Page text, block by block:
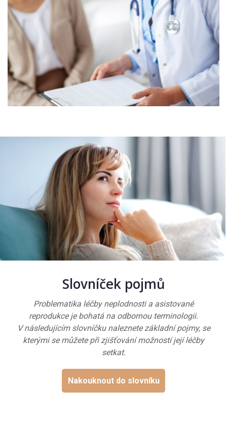
Slovníček pojmů
Problematika léčby neplodnosti a asistované
reprodukce je bohatá na odbornou terminologii.
V následujícím slovníčku naleznete základní pojmy, se
kterými se můžete při zjišťování možností její léčby
setkat.
Nakouknout do slovníku